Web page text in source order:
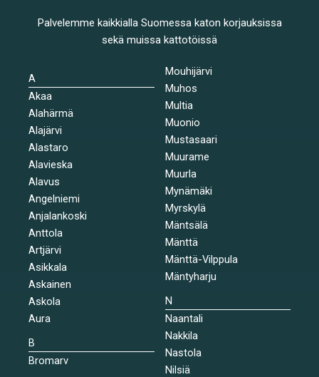
Palvelemme kaikkialla Suomessa katon korjauksissa
sekä muissa kattotöissä
A
Akaa
Alahärmä
Alajärvi
Alastaro
Alavieska
Alavus
Angelniemi
Anjalankoski
Anttola
Artjärvi
Asikkala
Askainen
Askola
Aura
B
Bromarv
Mouhijärvi
Muhos
Multia
Muonio
Mustasaari
Muurame
Muurla
Mynämäki
Myrskylä
Mäntsälä
Mänttä
Mänttä-Vilppula
Mäntyharju
N
Naantali
Nakkila
Nastola
Nilsiä